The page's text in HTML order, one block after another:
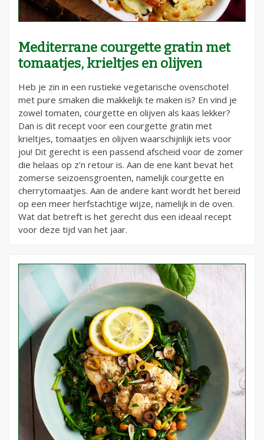
Mediterrane courgette gratin met
tomaatjes, krieltjes en olijven
Heb je zin in een rustieke vegetarische ovenschotel
met pure smaken die makkelijk te maken is? En vind je
zowel tomaten, courgette en olijven als kaas lekker?
Dan is dit recept voor een courgette gratin met
krieltjes, tomaatjes en olijven waarschijnlijk iets voor
jou! Dit gerecht is een passend afscheid voor de zomer
die helaas op z’n retour is. Aan de ene kant bevat het
zomerse seizoensgroenten, namelijk courgette en
cherrytomaatjes. Aan de andere kant wordt het bereid
op een meer herfstachtige wijze, namelijk in de oven.
Wat dat betreft is het gerecht dus een ideaal recept
voor deze tijd van het jaar.